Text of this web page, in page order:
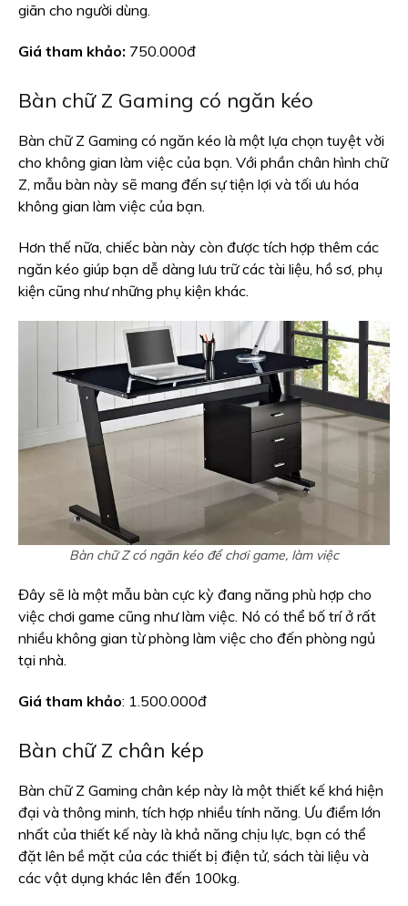
giãn cho người dùng.
Giá tham khảo: 750.000đ
Bàn chữ Z Gaming có ngăn kéo
Bàn chữ Z Gaming có ngăn kéo là một lựa chọn tuyệt vời
cho không gian làm việc của bạn. Với phần chân hình chữ
Z, mẫu bàn này sẽ mang đến sự tiện lợi và tối ưu hóa
không gian làm việc của bạn.
Hơn thế nữa, chiếc bàn này còn được tích hợp thêm các
ngăn kéo giúp bạn dễ dàng lưu trữ các tài liệu, hồ sơ, phụ
kiện cũng như những phụ kiện khác.
Bàn chữ Z có ngăn kéo để chơi game, làm việc
Đây sẽ là một mẫu bàn cực kỳ đang năng phù hợp cho
việc chơi game cũng như làm việc. Nó có thể bố trí ở rất
nhiều không gian từ phòng làm việc cho đến phòng ngủ
tại nhà.
Giá tham khảo: 1.500.000đ
Bàn chữ Z chân kép
Bàn chữ Z Gaming chân kép này là một thiết kế khá hiện
đại và thông minh, tích hợp nhiều tính năng. Ưu điểm lớn
nhất của thiết kế này là khả năng chịu lực, bạn có thể
đặt lên bề mặt của các thiết bị điện tử, sách tài liệu và
các vật dụng khác lên đến 100kg.